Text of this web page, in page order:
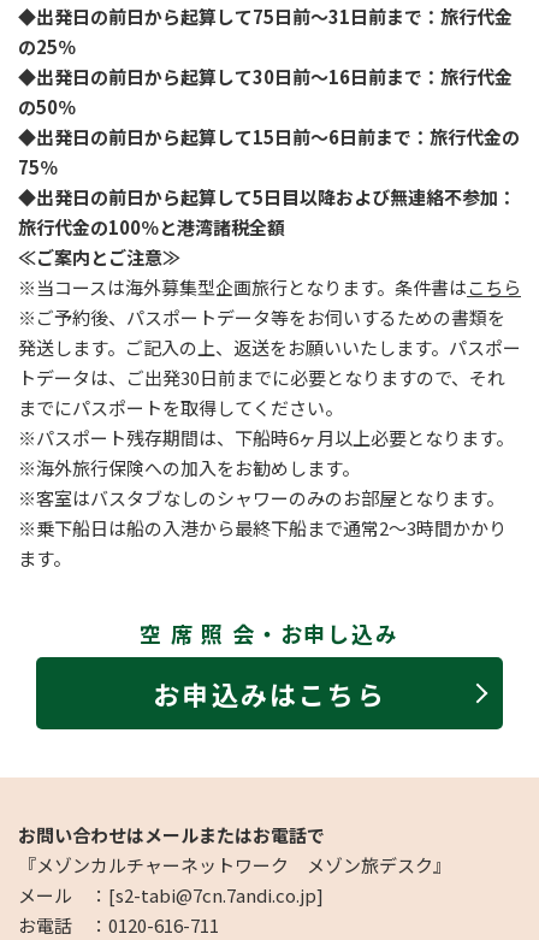
◆出発日の前日から起算して75日前〜31日前まで：旅行代金
の25％
◆出発日の前日から起算して30日前〜16日前まで：旅行代金
の50％
◆出発日の前日から起算して15日前〜6日前まで：旅行代金の
75％
◆出発日の前日から起算して5日目以降および無連絡不参加：
旅行代金の100％と港湾諸税全額
≪ご案内とご注意≫
※当コースは海外募集型企画旅行となります。条件書はこちら
※ご予約後、パスポートデータ等をお伺いするための書類を
発送します。ご記入の上、返送をお願いいたします。パスポー
トデータは、ご出発30日前までに必要となりますので、それ
までにパスポートを取得してください。
※パスポート残存期間は、下船時6ヶ月以上必要となります。
※海外旅行保険への加入をお勧めします。
※客室はバスタブなしのシャワーのみのお部屋となります。
※乗下船日は船の入港から最終下船まで通常2〜3時間かかり
ます。
空 席 照 会・お申し込み
お申込みはこちら
お問い合わせはメールまたはお電話で
『メゾンカルチャーネットワーク メゾン旅デスク』
メール ：[s2-tabi@7cn.7andi.co.jp]
お電話 ：0120-616-711